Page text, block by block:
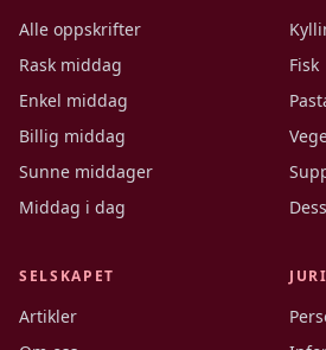
Alle oppskrifter
Rask middag
Enkel middag
Billig middag
Sunne middager
Middag i dag
Fisk
SELSKAPET
Artikler